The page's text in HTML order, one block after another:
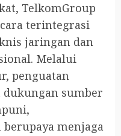
TelkomGroup
terintegrasi
jaringan dan
Melalui
penguatan
sumber
menjaga